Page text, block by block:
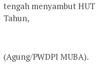
tengah menyambut
Tahun,
(Agung/PWDPI MUBA).